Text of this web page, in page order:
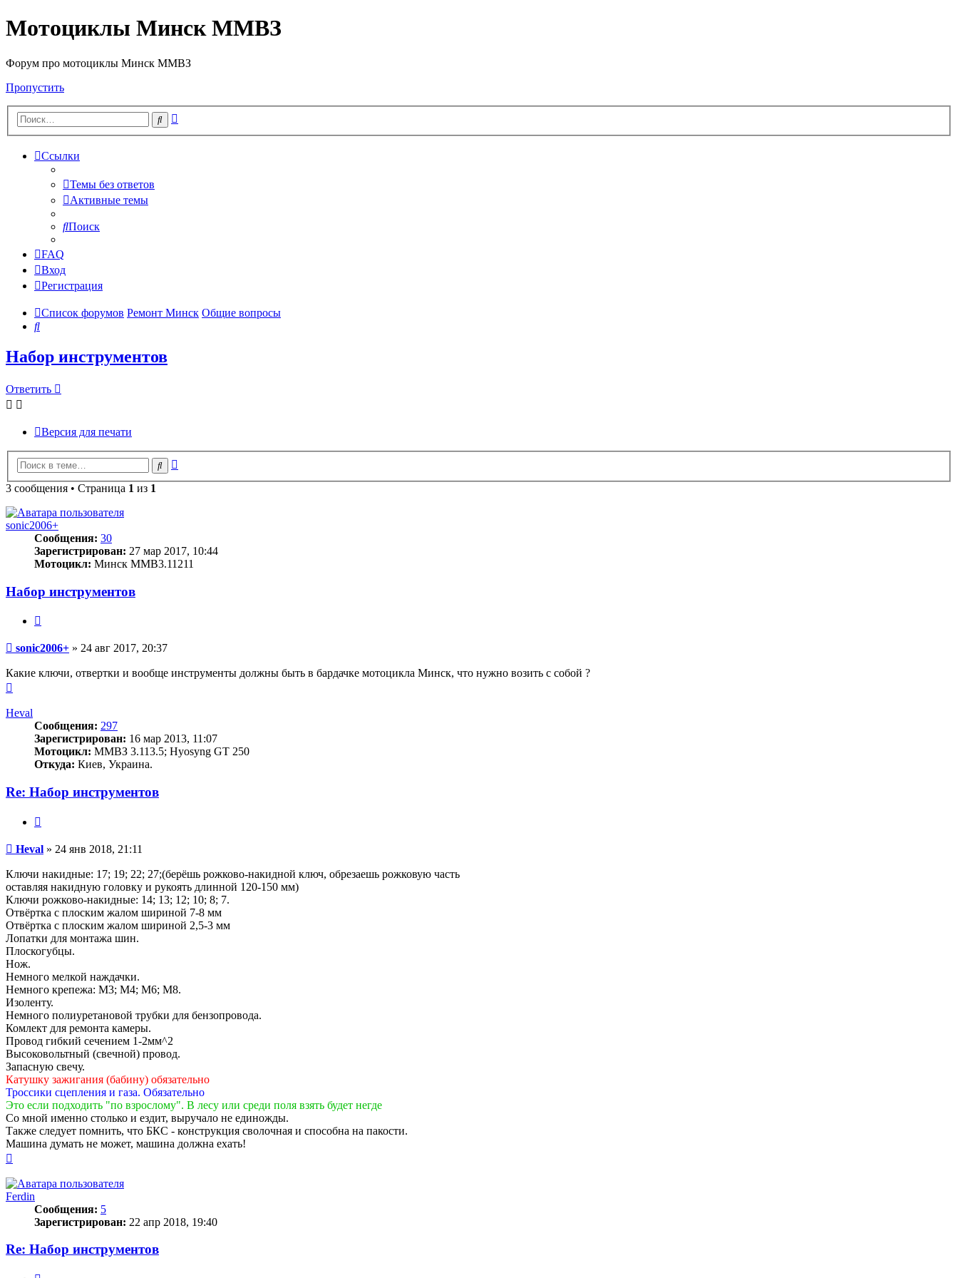
Мотоциклы Минск ММВЗ
Форум про мотоциклы Минск ММВЗ
Пропустить
Поиск
Ссылки
Темы без ответов
Активные темы
Поиск
FAQ
Вход
Регистрация
Список форумов Ремонт Минск Общие вопросы
Поиск
Набор инструментов
Ответить
Версия для печати
Поиск
3 сообщения • Страница 1 из 1
sonic2006+
Сообщения: 30
Зарегистрирован: 27 мар 2017, 10:44
Мотоцикл: Минск ММВ3.11211
Набор инструментов
Сообщение
sonic2006+ » 24 авг 2017, 20:37
Какие ключи, отвертки и вообще инструменты должны быть в бардачке мотоцикла Минск, что нужно возить с собой ?
началу
Heval
Сообщения: 297
Зарегистрирован: 16 мар 2013, 11:07
Мотоцикл: ММВЗ 3.113.5; Hyosyng GT 250
Откуда: Киев, Украина.
Re: Набор инструментов
Сообщение
Heval » 24 янв 2018, 21:11
Ключи накидные: 17; 19; 22; 27;(берёшь рожково-накидной ключ, обрезаешь рожковую часть
оставляя накидную головку и рукоять длинной 120-150 мм)
Ключи рожково-накидные: 14; 13; 12; 10; 8; 7.
Отвёртка с плоским жалом шириной 7-8 мм
Отвёртка с плоским жалом шириной 2,5-3 мм
Лопатки для монтажа шин.
Плоскогубцы.
Нож.
Немного мелкой наждачки.
Немного крепежа: М3; М4; М6; М8.
Изоленту.
Немного полиуретановой трубки для бензопровода.
Комлект для ремонта камеры.
Провод гибкий сечением 1-2мм^2
Высоковольтный (свечной) провод.
Запасную свечу.
Катушку зажигания (бабину) обязательно
Троссики сцепления и газа. Обязательно
Это если подходить "по взрослому". В лесу или среди поля взять будет негде
Со мной именно столько и ездит, выручало не единожды.
Также следует помнить, что БКС - конструкция сволочная и способна на пакости.
Машина думать не может, машина должна ехать!
началу
Ferdin
Сообщения: 5
Зарегистрирован: 22 апр 2018, 19:40
Re: Набор инструментов